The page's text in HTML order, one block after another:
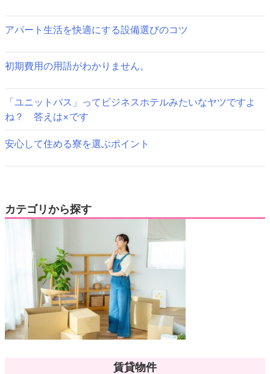
ー
シ
ョ
ン
アパート生活を快適にする設備選びのコツ
初期費用の用語がわかりません。
「ユニットバス」ってビジネスホテルみたいなヤツですよ
ね？ 答えは×です
安心して住める寮を選ぶポイント
カテゴリから探す
賃貸物件